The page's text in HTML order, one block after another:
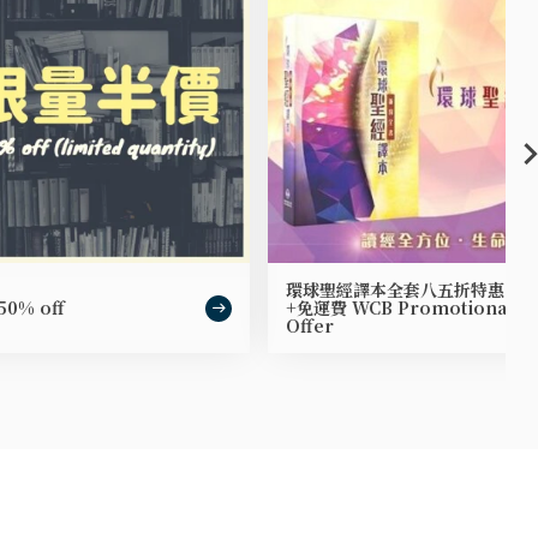
off
環球聖經譯本全套八五折特惠
+免運費 WCB Promotional
Offer